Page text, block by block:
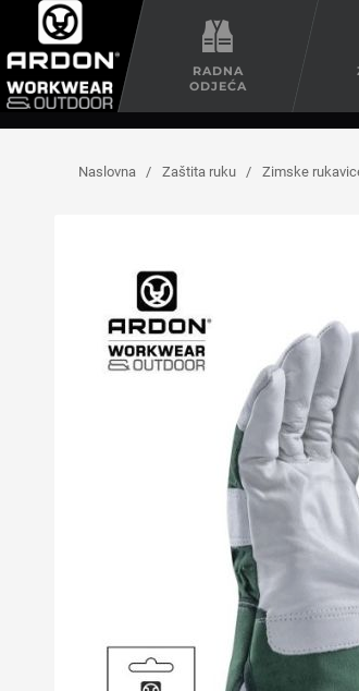
RADNA
ODJEĆA
Naslovna / Zaštita ruku / Zimske